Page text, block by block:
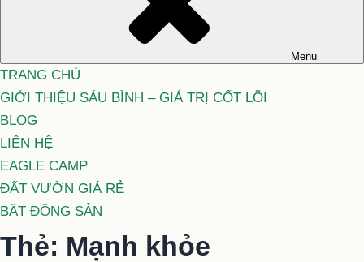
Menu
TRANG CHỦ
GIỚI THIỆU SÁU BÌNH – GIÁ TRỊ CỐT LÕI
BLOG
LIÊN HỆ
EAGLE CAMP
ĐẤT VƯỜN GIÁ RẺ
BẤT ĐỘNG SẢN
Thẻ: Mạnh khỏe